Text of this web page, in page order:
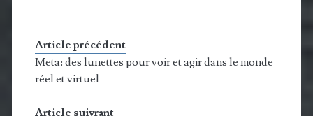
Article précédent
Meta: des lunettes pour voir et agir dans le monde
réel et virtuel
Article suivrant